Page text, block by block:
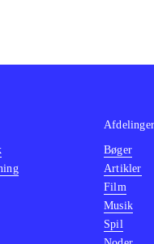
Afdelinger
Bøger
Artikler
Film
Musik
Spil